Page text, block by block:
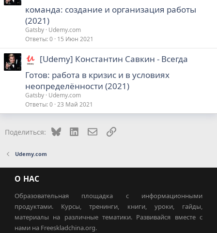
команда: создание и организация работы
(2021)
Gatsby Udemy.com
Ответы 0 15 Июн 2021
[Udemy] Константин Савкин - Всегда
Готов: работа в кризис и в условиях
неопределённости (2021)
Gatsby Udemy.com
Ответы 0 23 Май 2021
Поделиться: Bluesky LinkedInЭлектронная почта
Ссылка
Udemy.com
О НАС
Образовательная площадка с информационными
продуктами. Курсы, тренинги, книги, уроки, гайды,
материалы на различные тематики. Развивайся вместе с
нами на Freeskladchina.org.